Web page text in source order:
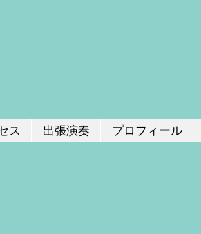
ス 出張演奏 プロフィール